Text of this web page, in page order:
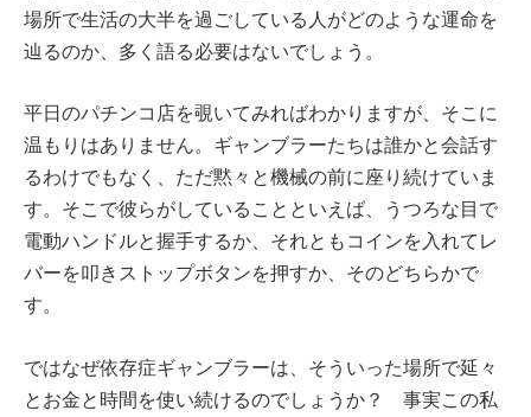
場所で生活の大半を過ごしている人がどのような運命を
辿るのか、多く語る必要はないでしょう。
平日のパチンコ店を覗いてみればわかりますが、そこに
温もりはありません。ギャンブラーたちは誰かと会話す
るわけでもなく、ただ黙々と機械の前に座り続けていま
す。そこで彼らがしていることといえば、うつろな目で
電動ハンドルと握手するか、それともコインを入れてレ
バーを叩きストップボタンを押すか、そのどちらかで
す。
ではなぜ依存症ギャンブラーは、そういった場所で延々
とお金と時間を使い続けるのでしょうか？ 事実この私